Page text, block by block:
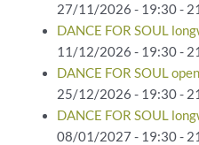
27/11/2026 - 19:30 -
DANCE FOR SOUL
11/12/2026 - 19:30 -
DANCE FOR SOUL
25/12/2026 - 19:30 -
DANCE FOR SOUL
08/01/2027 - 19:30 -